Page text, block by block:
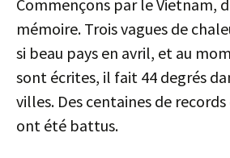
Commençons par le Vietnam,
mémoire. Trois vagues de
si beau pays en avril, et au
sont écrites, il fait 44 degrés
villes. Des centaines de
ont été battus.